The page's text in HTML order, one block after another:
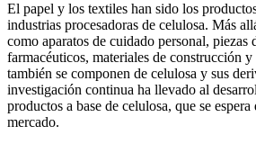
El papel y los textiles han sido los
industrias procesadoras de celulosa. Más
como aparatos de cuidado personal, piezas
farmacéuticos, materiales de construcción
también se componen de celulosa y sus
investigación continua ha llevado al
productos a base de celulosa, que se
mercado.